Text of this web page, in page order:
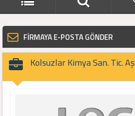
FİRMAYA E-POSTA GÖNDER
Kolsuzlar Kimya San. Tic. Aş